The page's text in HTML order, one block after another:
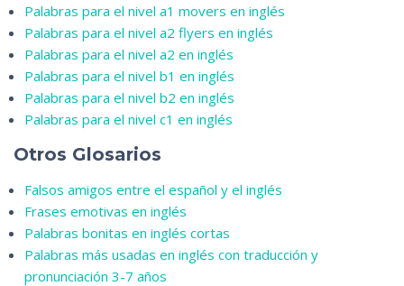
Palabras para el nivel a1 movers en inglés
Palabras para el nivel a2 flyers en inglés
Palabras para el nivel a2 en inglés
Palabras para el nivel b1 en inglés
Palabras para el nivel b2 en inglés
Palabras para el nivel c1 en inglés
Otros Glosarios
Falsos amigos entre el español y el inglés
Frases emotivas en inglés
Palabras bonitas en inglés cortas
Palabras más usadas en inglés con traducción y
pronunciación 3-7 años